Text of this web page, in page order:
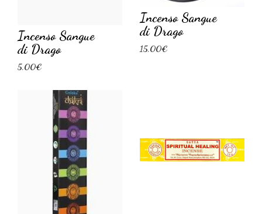
Incenso Sangue
di Drago
5,00€
Incenso Sangue
di Drago
15,00€